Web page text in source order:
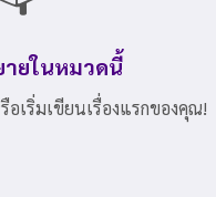
ายในหมวดนี้
เริ่มเขียนเรื่องแรกของคุณ!